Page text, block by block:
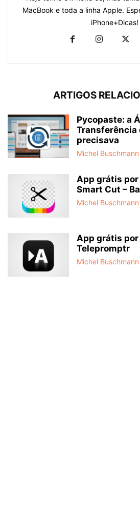
MacBook e toda a linha Apple.
iPhone+Dicas!
ARTIGOS
Pycopaste: a
Transferência
precisava
Michel Buschmann
App grátis
Smart Cut –
Michel Buschmann
App grátis
Telepromptr
Michel Buschmann